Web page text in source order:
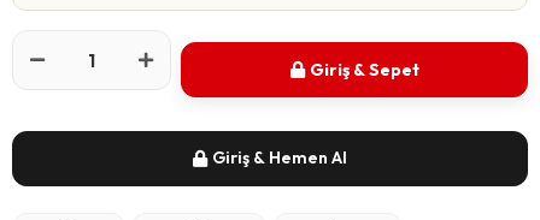
Giriş & Sepet
Giriş & Hemen Al